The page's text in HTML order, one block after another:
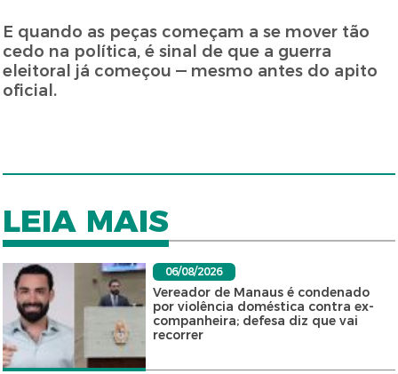
E quando as peças começam a se mover tão
cedo na política, é sinal de que a guerra
eleitoral já começou — mesmo antes do apito
oficial.
LEIA MAIS
06/08/2026
Vereador de Manaus é condenado
por violência doméstica contra ex-
companheira; defesa diz que vai
recorrer